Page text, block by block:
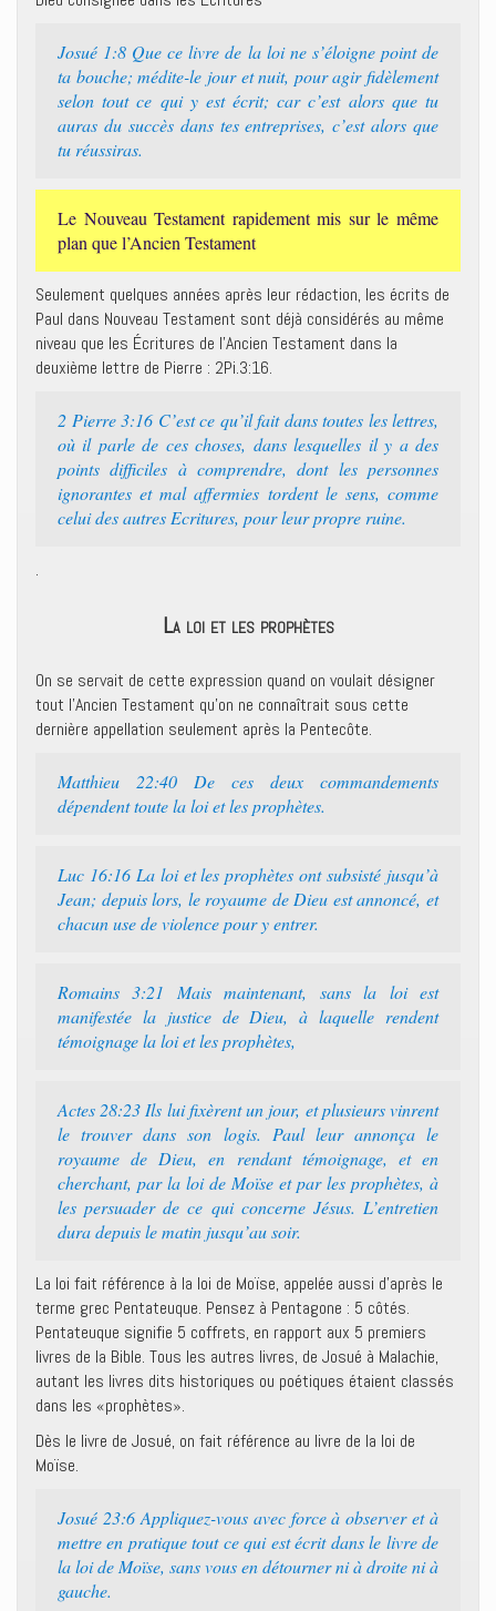
Josué 1:8 Que ce livre de la loi ne s’éloigne point de
ta bouche; médite-le jour et nuit, pour agir fidèlement
selon tout ce qui y est écrit; car c’est alors que tu
auras du succès dans tes entreprises, c’est alors que
tu réussiras.
Le Nouveau Testament rapidement mis sur le même
plan que l’Ancien Testament
Seulement quelques années après leur rédaction, les écrits de
Paul dans Nouveau Testament sont déjà considérés au même
niveau que les Écritures de l’Ancien Testament dans la
deuxième lettre de Pierre : 2Pi.3:16.
2 Pierre 3:16 C’est ce qu’il fait dans toutes les lettres,
où il parle de ces choses, dans lesquelles il y a des
points difficiles à comprendre, dont les personnes
ignorantes et mal affermies tordent le sens, comme
celui des autres Ecritures, pour leur propre ruine.
.
La loi et les prophètes
On se servait de cette expression quand on voulait désigner
tout l’Ancien Testament qu’on ne connaîtrait sous cette
dernière appellation seulement après la Pentecôte.
Matthieu 22:40 De ces deux commandements
dépendent toute la loi et les prophètes.
Luc 16:16 La loi et les prophètes ont subsisté jusqu’à
Jean; depuis lors, le royaume de Dieu est annoncé, et
chacun use de violence pour y entrer.
Romains 3:21 Mais maintenant, sans la loi est
manifestée la justice de Dieu, à laquelle rendent
témoignage la loi et les prophètes,
Actes 28:23 Ils lui fixèrent un jour, et plusieurs vinrent
le trouver dans son logis. Paul leur annonça le
royaume de Dieu, en rendant témoignage, et en
cherchant, par la loi de Moïse et par les prophètes, à
les persuader de ce qui concerne Jésus. L’entretien
dura depuis le matin jusqu’au soir.
La loi fait référence à la loi de Moïse, appelée aussi d’après le
terme grec Pentateuque. Pensez à Pentagone : 5 côtés.
Pentateuque signifie 5 coffrets, en rapport aux 5 premiers
livres de la Bible. Tous les autres livres, de Josué à Malachie,
autant les livres dits historiques ou poétiques étaient classés
dans les «prophètes».
Dès le livre de Josué, on fait référence au livre de la loi de
Moïse.
Josué 23:6 Appliquez-vous avec force à observer et à
mettre en pratique tout ce qui est écrit dans le livre de
la loi de Moïse, sans vous en détourner ni à droite ni à
gauche.